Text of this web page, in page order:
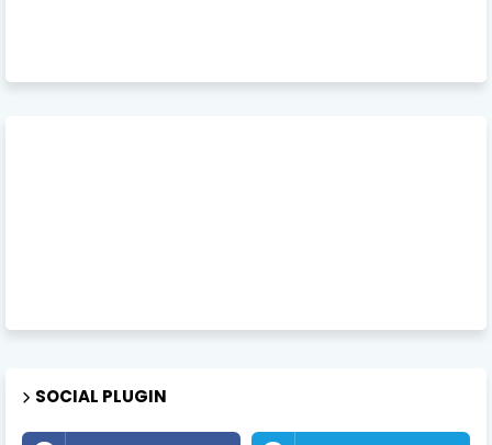
SOCIAL PLUGIN